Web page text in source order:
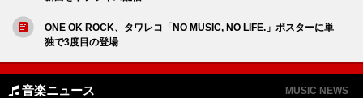
ONE OK ROCK、タワレコ「NO MUSIC, NO LIFE.」ポスターに単
独で3度目の登場
音楽ニュース MUSIC NEWS